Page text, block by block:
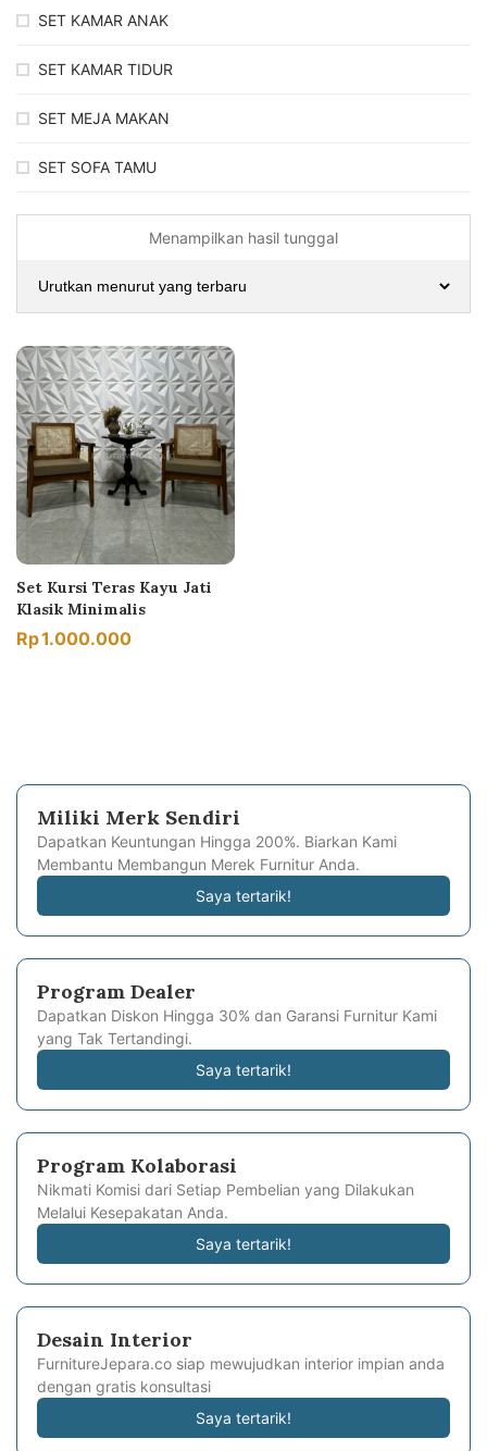
SET KAMAR ANAK
SET KAMAR TIDUR
SET MEJA MAKAN
SET SOFA TAMU
Menampilkan hasil tunggal
Set Kursi Teras Kayu Jati
Klasik Minimalis
Rp1.000.000
Miliki Merk Sendiri
Dapatkan Keuntungan Hingga 200%. Biarkan Kami
Membantu Membangun Merek Furnitur Anda.
Saya tertarik!
Program Dealer
Dapatkan Diskon Hingga 30% dan Garansi Furnitur Kami
yang Tak Tertandingi.
Saya tertarik!
Program Kolaborasi
Nikmati Komisi dari Setiap Pembelian yang Dilakukan
Melalui Kesepakatan Anda.
Saya tertarik!
Desain Interior
FurnitureJepara.co siap mewujudkan interior impian anda
dengan gratis konsultasi
Saya tertarik!